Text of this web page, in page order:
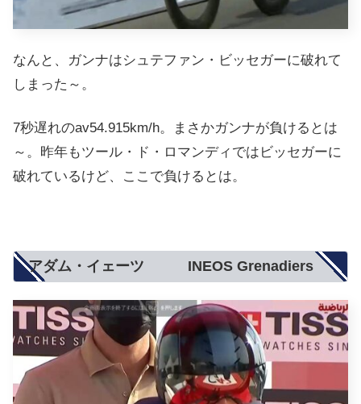
なんと、ガンナはシュテファン・ビッセガーに破れて
しまった～。
7秒遅れのav54.915km/h。まさかガンナが負けるとは
～。昨年もツール・ド・ロマンディではビッセガーに
破れているけど、ここで負けるとは。
アダム・イェーツ INEOS Grenadiers